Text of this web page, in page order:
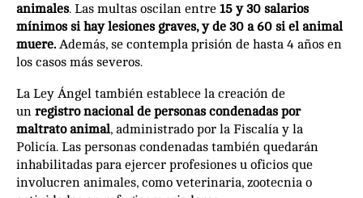
animales. Las multas oscilan entre 15 y 30 salarios
mínimos si hay lesiones graves, y de 30 a 60 si el animal
muere. Además, se contempla prisión de hasta 4 años en
los casos más severos.
La Ley Ángel también establece la creación de
un registro nacional de personas condenadas por
maltrato animal, administrado por la Fiscalía y la
Policía. Las personas condenadas también quedarán
inhabilitadas para ejercer profesiones u oficios que
involucren animales, como veterinaria, zootecnia o